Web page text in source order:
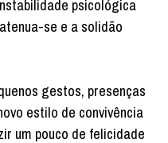
psicológica
se e a solidão
gestos, presenças
estilo de convivência
um pouco de felicidade